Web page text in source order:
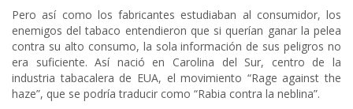
Pero así como los fabricantes estudiaban al consumidor, los
enemigos del tabaco entendieron que si querían ganar la pelea
contra su alto consumo, la sola información de sus peligros no
era suficiente. Así nació en Carolina del Sur, centro de la
industria tabacalera de EUA, el movimiento “Rage against the
haze”, que se podría traducir como “Rabia contra la neblina”.